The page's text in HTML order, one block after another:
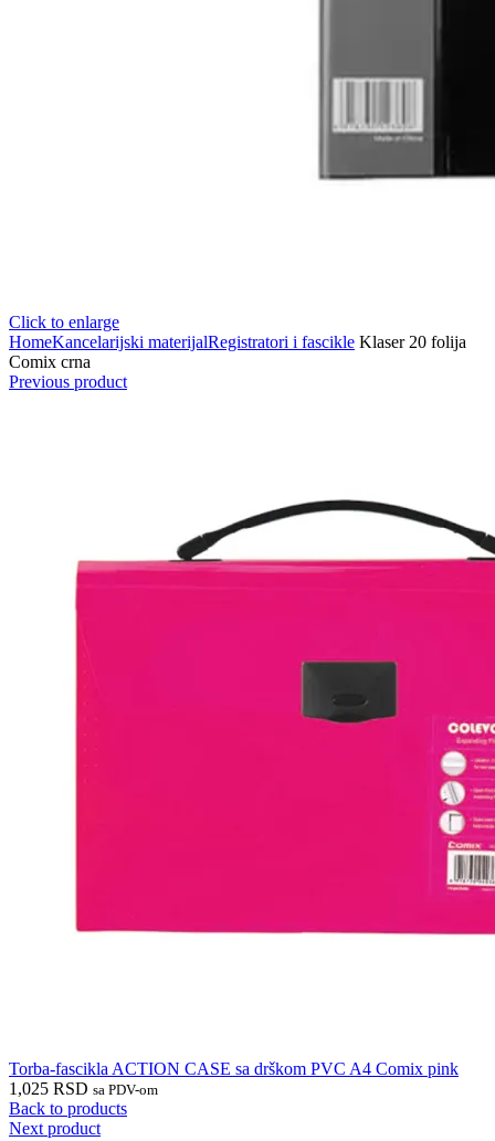
Click to enlarge
HomeKancelarijski materijalRegistratori i fascikle Klaser 20 folija
Comix crna
Previous product
Torba-fascikla ACTION CASE sa drškom PVC A4 Comix pink
1,025 RSD sa PDV-om
Back to products
Next product